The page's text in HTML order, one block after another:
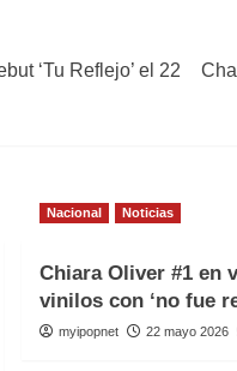
‘Tu Reflejo’ el 22
Nacional Noticias
Chiara Oliver #1 en
vinilos con ‘no fue
myipopnet 22 mayo 2026